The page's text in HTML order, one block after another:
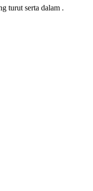
turut serta dalam .